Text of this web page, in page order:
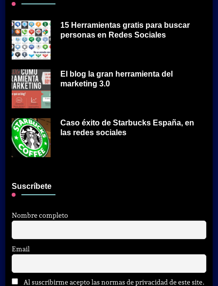
15 Herramientas gratis para buscar
personas en Redes Sociales
El blog la gran herramienta del
marketing 3.0
Caso éxito de Starbucks España, en
las redes sociales
Suscríbete
Nombre completo
Email
Al suscribirme acepto las normas de privacidad de este site.